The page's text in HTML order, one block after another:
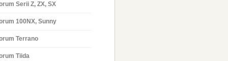
Serii Z, ZX, SX
100NX, Sunny
Terrano
Tiida